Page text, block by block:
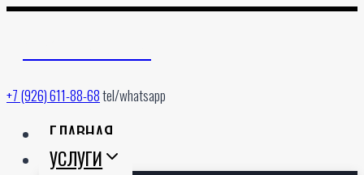
Перейти
содержимому
+7 (926) 611-88-68tel/whatsapp
ГЛАВНАЯ
УСЛУГИ